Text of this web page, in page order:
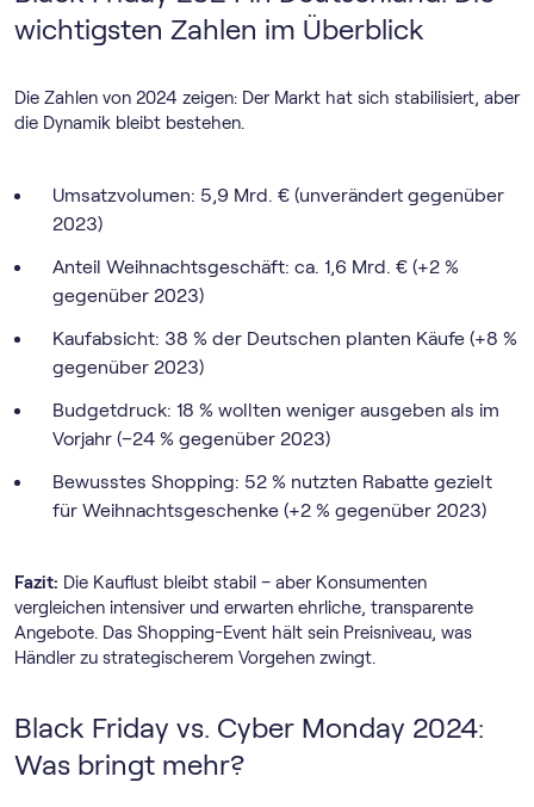
wichtigsten Zahlen im Überblick
Die Zahlen von 2024 zeigen: Der Markt hat sich stabilisiert, aber
die Dynamik bleibt bestehen.
Umsatzvolumen: 5,9 Mrd. € (unverändert gegenüber
2023)
Anteil Weihnachtsgeschäft: ca. 1,6 Mrd. € (+2 %
gegenüber 2023)
Kaufabsicht: 38 % der Deutschen planten Käufe (+8 %
gegenüber 2023)
Budgetdruck: 18 % wollten weniger ausgeben als im
Vorjahr (–24 % gegenüber 2023)
Bewusstes Shopping: 52 % nutzten Rabatte gezielt
für Weihnachtsgeschenke (+2 % gegenüber 2023)
Fazit: Die Kauflust bleibt stabil – aber Konsumenten
vergleichen intensiver und erwarten ehrliche, transparente
Angebote. Das Shopping-Event hält sein Preisniveau, was
Händler zu strategischerem Vorgehen zwingt.
Black Friday vs. Cyber Monday 2024:
Was bringt mehr?